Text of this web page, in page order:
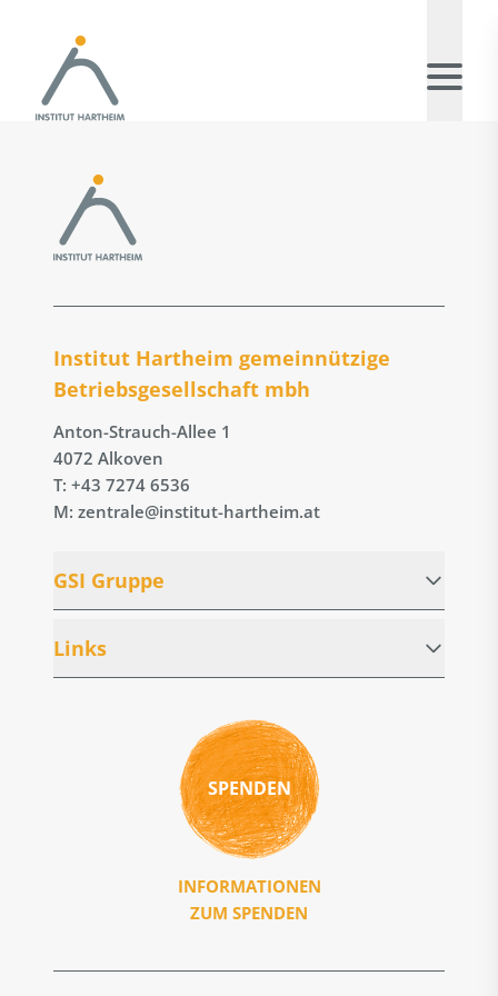
Institut Hartheim gemeinnützige
Betriebs­gesellschaft mbh
Anton-Strauch-Allee 1
4072 Alkoven
T: +43 7274 6536
M: zentrale@institut-hartheim.at
GSI Gruppe
Links
SPENDEN
INFORMATIONEN
ZUM SPENDEN